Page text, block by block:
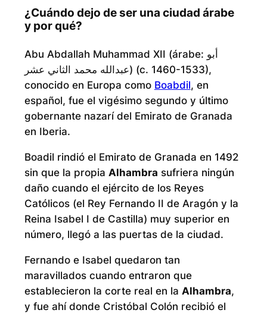
¿Cuándo dejo de ser una ciudad árabe
y por qué?
Abu Abdallah Muhammad XII (árabe: أبو
عبدالله محمد الثاني عشر) (c. 1460-1533),
conocido en Europa como Boabdil, en
español, fue el vigésimo segundo y último
gobernante nazarí del Emirato de Granada
en Iberia.
Boadil rindió el Emirato de Granada en 1492
sin que la propia Alhambra sufriera ningún
daño cuando el ejército de los Reyes
Católicos (el Rey Fernando II de Aragón y la
Reina Isabel I de Castilla) muy superior en
número, llegó a las puertas de la ciudad.
Fernando e Isabel quedaron tan
maravillados cuando entraron que
establecieron la corte real en la Alhambra,
y fue ahí donde Cristóbal Colón recibió el